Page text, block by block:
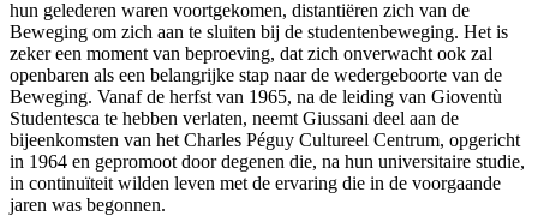
hun gelederen waren voortgekomen, distantiëren zich van de
Beweging om zich aan te sluiten bij de studentenbeweging. Het is
zeker een moment van beproeving, dat zich onverwacht ook zal
openbaren als een belangrijke stap naar de wedergeboorte van de
Beweging. Vanaf de herfst van 1965, na de leiding van Gioventù
Studentesca te hebben verlaten, neemt Giussani deel aan de
bijeenkomsten van het Charles Péguy Cultureel Centrum, opgericht
in 1964 en gepromoot door degenen die, na hun universitaire studie,
in continuïteit wilden leven met de ervaring die in de voorgaande
jaren was begonnen.